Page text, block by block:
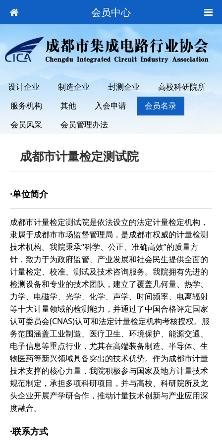
会员中心
设计企业 制造企业 封测企业
高校科研院所
服务机构
其他 入会申请
会员名录
会员风采
会员管理办法
成都市计量检定测试院
·单位简介
成都市计量检定测试院是依法设立的法定计量检定机构，
隶属于成都市市场监督管理局，是成都市权威的计量检测
技术机构。我院秉承“科学、公正、准确高效”的质量方
针，致力于为政府监管、产业发展和社会民生提供全面的
计量检定、校准、测试及技术咨询服务。我院拥有先进的
检测设备和专业的技术团队，建立了覆盖几何量、热学、
力学、电磁学、光学、化学、声学、时间频率、电离辐射
等十大计量领域的检测能力，并通过了中国合格评定国家
认可委员会(CNAS)认可和法定计量检定机构考核授权。服
务范围涵盖工业制造、医疗卫生、环境保护、能源交通、
电子信息等重点行业，尤其在高端装备制造、半导体、生
物医药等新兴领域具备突出的技术优势。作为成都市计量
技术支撑的核心力量，我院积极参与国家及地方计量技术
规范制定，承担多项科研项目，并与高校、科研院所及龙
头企业开展产学研合作，推动计量技术创新与产业应用深
度融合。
·联系方式